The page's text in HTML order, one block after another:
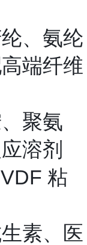
、氨纶
端纤维
聚氨
溶剂
粘
素、医